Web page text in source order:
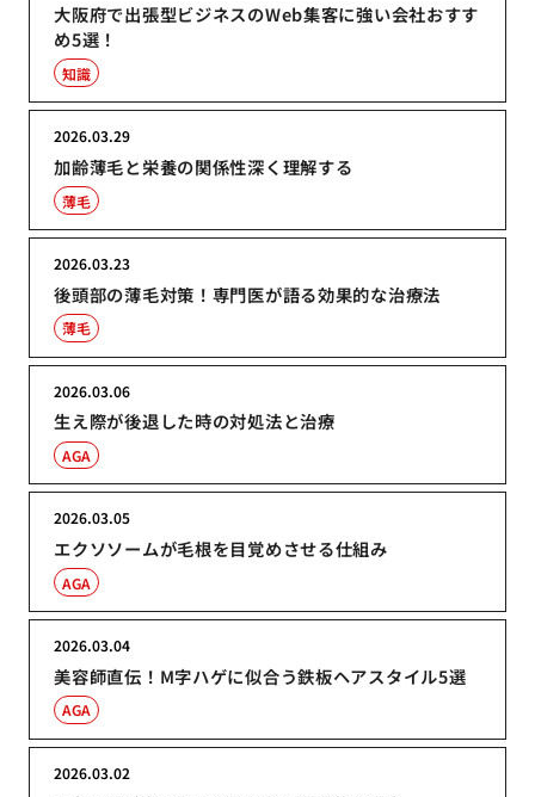
大阪府で出張型ビジネスのWeb集客に強い会社おすす
め5選！
知識
加齢薄毛と栄養の関係性深く理解する
2026.03.29
薄毛
後頭部の薄毛対策！専門医が語る効果的な治療法
2026.03.23
薄毛
生え際が後退した時の対処法と治療
2026.03.06
AGA
エクソソームが毛根を目覚めさせる仕組み
2026.03.05
AGA
美容師直伝！M字ハゲに似合う鉄板ヘアスタイル5選
2026.03.04
AGA
2026.03.02